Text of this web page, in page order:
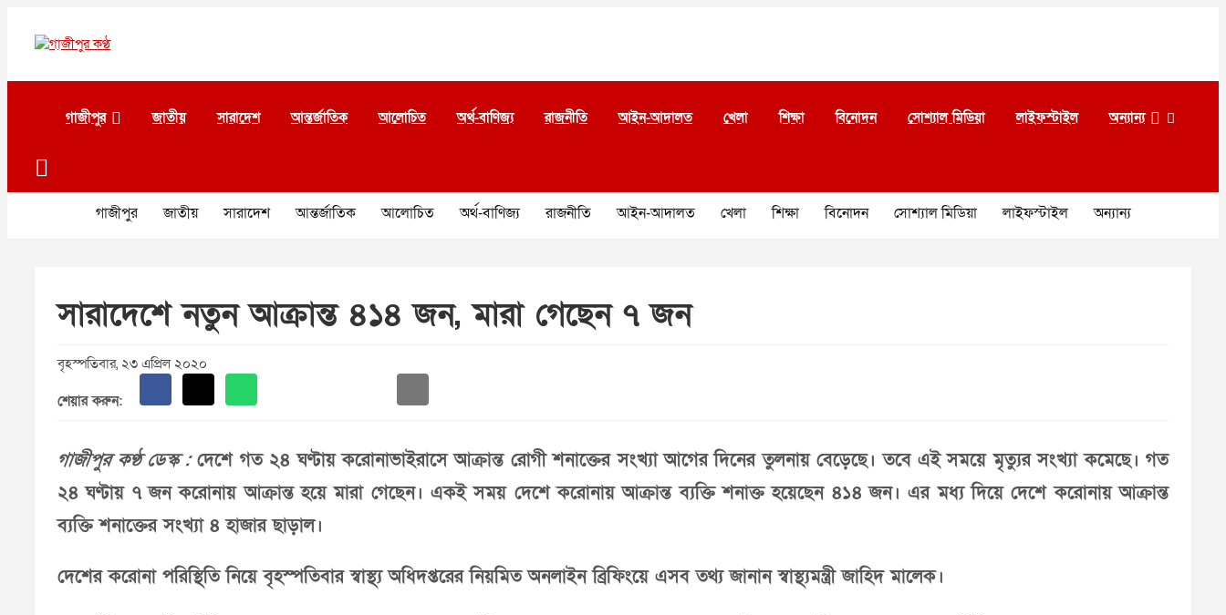
contentগাজীপুর কণ্ঠ
গাজীপুর জাতীয় সারাদেশ আন্তর্জাতিক আলোচিত অর্থ-বাণিজ্য রাজনীতি আইন-আদালত খেলা শিক্ষা বিনোদন সোশ্যাল মিডিয়া লাইফস্টাইল অন্যান্য
গাজীপুর জাতীয় সারাদেশ আন্তর্জাতিক আলোচিত অর্থ-বাণিজ্য রাজনীতি আইন-আদালত খেলা শিক্ষা বিনোদন সোশ্যাল মিডিয়া লাইফস্টাইল অন্যান্য
সারাদেশে নতুন আক্রান্ত ৪১৪ জন, মারা গেছেন ৭ জন
বৃহস্পতিবার, ২৩ এপ্রিল ২০২০
শেয়ার করুন:
গাজীপুর কণ্ঠ ডেস্ক :দেশে গত ২৪ ঘণ্টায় করোনাভাইরাসে আক্রান্ত রোগী শনাক্তের সংখ্যা আগের দিনের তুলনায় বেড়েছে। তবে এই সময়ে মৃত্যুর সংখ্যা কমেছে। গত
২৪ ঘণ্টায় ৭ জন করোনায় আক্রান্ত হয়ে মারা গেছেন। একই সময় দেশে করোনায় আক্রান্ত ব্যক্তি শনাক্ত হয়েছেন ৪১৪ জন। এর মধ্য দিয়ে দেশে করোনায় আক্রান্ত
ব্যক্তি শনাক্তের সংখ্যা ৪ হাজার ছাড়াল।
দেশের করোনা পরিস্থিতি নিয়ে বৃহস্পতিবার স্বাস্থ্য অধিদপ্তরের নিয়মিত অনলাইন ব্রিফিংয়ে এসব তথ্য জানান স্বাস্থ্যমন্ত্রী জাহিদ মালেক।